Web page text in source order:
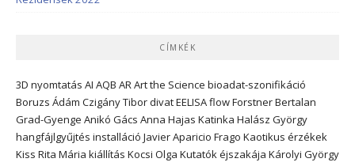
CÍMKÉK
3D nyomtatás AI AQB ARArt the Science bioadat-szonifikáció
Boruzs Ádám Czigány TibordivatEELISAflowForstner Bertalan
Grad-Gyenge Anikó Gács Anna Hajas Katinka Halász György
hangfájlgyűjtés installáció Javier Aparicio Frago Kaotikus érzékek
Kiss Rita Mária kiállítás Kocsi Olga Kutatók éjszakája Károlyi György